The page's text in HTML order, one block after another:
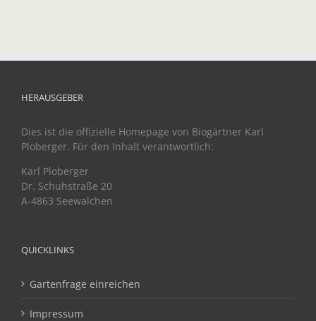
HERAUSGEBER
Dies ist die offizielle Homepage von Biogärtner Karl
Ploberger. Für den Inhalt verantwortlich:
Karl Ploberger
Dr. Schuhstraße 20
A-4863 Seewalchen
QUICKLINKS
Gartenfrage einreichen
Impressum